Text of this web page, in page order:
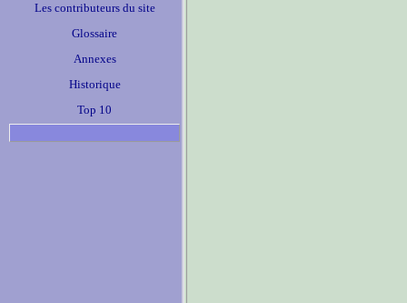
Les contributeurs du site
Glossaire
Annexes
Historique
Top 10